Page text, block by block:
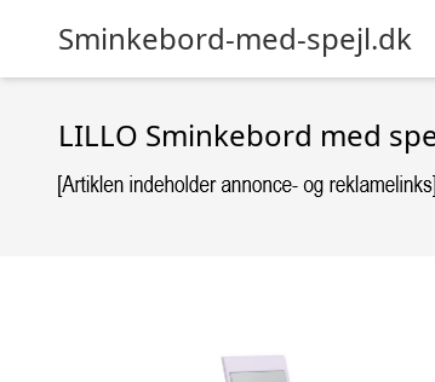
Sminkebord-med-spejl.dk
LILLO Sminkebord med